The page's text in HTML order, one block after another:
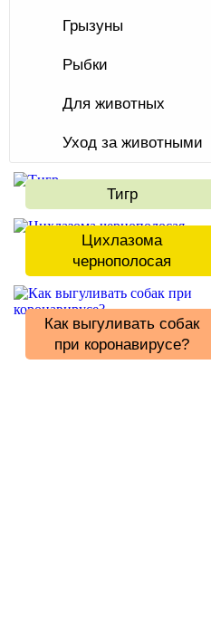
Грызуны
Рыбки
Для животных
Уход за животными
Тигр
Цихлазома
чернополосая
Как выгуливать собак
при коронавирусе?